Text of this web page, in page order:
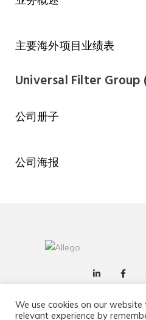
主要海外项目业绩表
Universal Filter Group
公司册子
公司海报
购买条款和条件 销
We use cookies on our
relevant experience by